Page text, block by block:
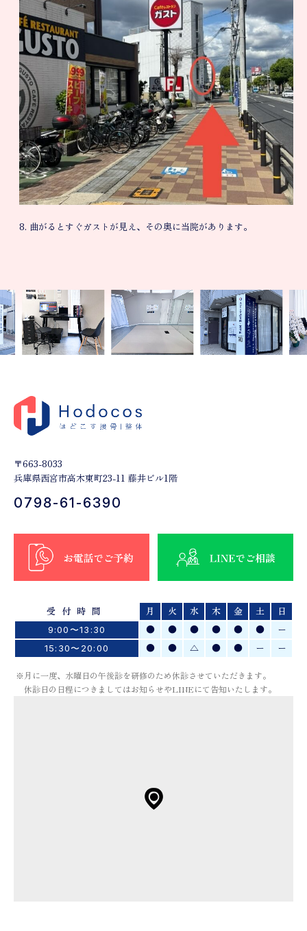
8. 曲がるとすぐガストが見え、その奥に当院があります。
〒663-8033
兵庫県西宮市高木東町23-11 藤井ビル1階
0798-61-6390
受付時間 月 火 水 木 金 土 日
9:00〜13:30 ● ● ● ● ● ● ー
15:30〜20:00 ● ● △ ● ● ー ー
※月に一度、水曜日の午後診を研修のため休診させていただきます。
休診日の日程につきましてはお知らせやLINEにて告知いたします。